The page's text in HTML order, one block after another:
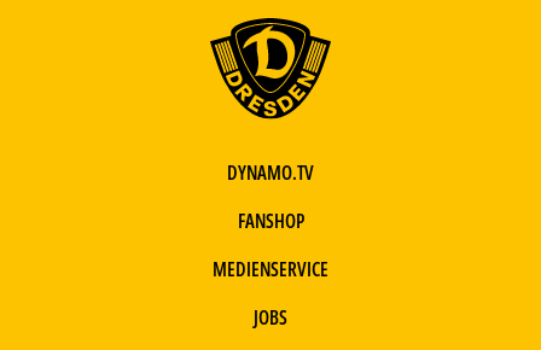
DYNAMO.TV
FANSHOP
MEDIENSERVICE
JOBS